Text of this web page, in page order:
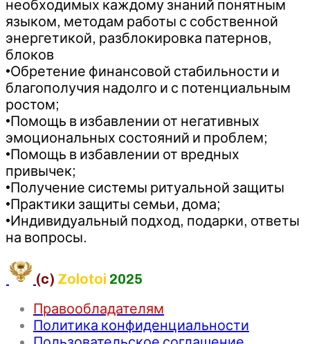
необходимых каждому знаний понятным
языком, методам работы с собственной
энергетикой, разблокировка патернов,
блоков
•Обретение финансовой стабильности и
благополучия надолго и с потенциальным
ростом;
•Помощь в избавлении от негативных
эмоциональных состояний и проблем;
•Помощь в избавлении от вредных
привычек;
•Получение системы ритуальной защиты
•Практики защиты семьи, дома;
•Индивидуальный подход, подарки, ответы
на вопросы.
(c) Zolotoi 2025
Правообладателям
Политика конфиденциальности